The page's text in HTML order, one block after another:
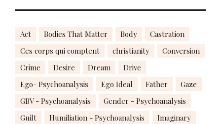
Act Bodies That Matter Body
Castration
Ces corps qui comptent
christianity
Conversion
Crime
Desire Dream
Drive
Ego- Psychoanalysis
Ego Ideal Father
Gaze
GBV - Psychoanalysis
Gender - Psychoanalysis
Guilt
Humiliation - Psychoanalysis Imaginary